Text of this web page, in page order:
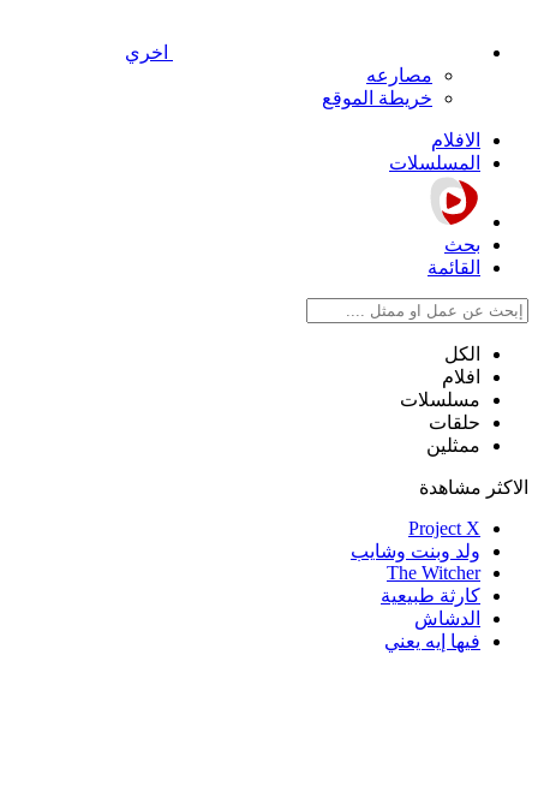
اخري
مصارعه
خريطة الموقع
الافلام
المسلسلات
بحث
القائمة
الكل
افلام
مسلسلات
حلقات
ممثلين
الاكثر مشاهدة
Project X
ولد وبنت وشايب
The Witcher
كارثة طبيعية
الدشاش
فيها إيه يعني